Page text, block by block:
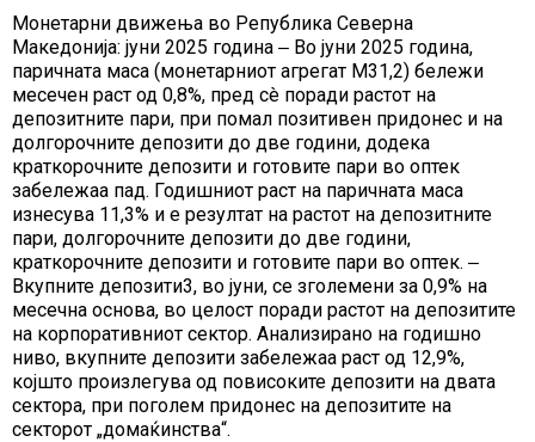
Монетарни движења во Република Северна
Македонија: јуни 2025 година ‒ Во јуни 2025 година,
паричната маса (монетарниот агрегат М31,2) бележи
месечен раст од 0,8%, пред сè поради растот на
депозитните пари, при помал позитивен придонес и на
долгорочните депозити до две години, додека
краткорочните депозити и готовите пари во оптек
забележаа пад. Годишниот раст на паричната маса
изнесува 11,3% и е резултат на растот на депозитните
пари, долгорочните депозити до две години,
краткорочните депозити и готовите пари во оптек. ‒
Вкупните депозити3, во јуни, се зголемени за 0,9% на
месечна основа, во целост поради растот на депозитите
на корпоративниот сектор. Анализирано на годишно
ниво, вкупните депозити забележаа раст од 12,9%,
којшто произлегува од повисоките депозити на двата
сектора, при поголем придонес на депозитите на
секторот „домаќинства“.